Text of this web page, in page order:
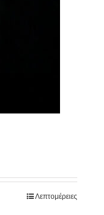
Λεπτομέρειες